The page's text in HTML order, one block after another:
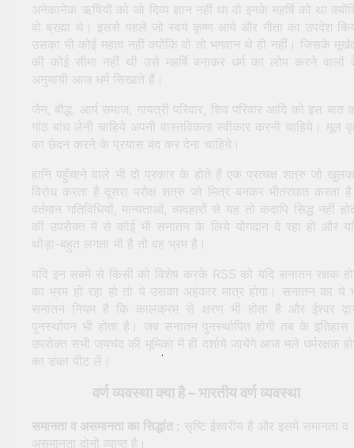
अनेकानेक ऋषियों को जो दिव्य ज्ञान नहीं था वो इनके महर्षि को था
वो ब्रह्मा थे। इससे पहले जो स्वयं कृष्ण आये और गीता का उपदेश
उसका भी कोई महत्व नहीं क्योंकि वो तो भगवान थे ही नहीं। जिसके
की कोई सीमा नहीं थी उसे महर्षि बनाकर धर्म का लोप करने वालों
अनुयायी आज धर्म सिखाते हैं।
जैन, बौद्ध, आर्य समाज, गायत्री परिवार, शिव परिवार आदि को इस बात
गांठ बांध लेनी चाहिये अपनी वास्तविकता स्वीकार करनी चाहिये। मूल
का छेदन करने के प्रयास बंद कर देना चाहिये।
हानि पहुँचाने वाले भी दो प्रकार के होते हैं एक प्रत्यक्ष शत्रु जो
विरोध करता है दूसरा परोक्ष शत्रु जो मित्र बनकर भीतरघात करता
वर्तमान गतिविधियों, मान्यताओं, व्यवहारों से यह तो कदापि सिद्ध नहीं
की उपरोक्त में से कोई भी सनातन के लिये योगदान दे रहा हो और
थोड़ा-बहुत लगता भी है तो वह भ्रम है।
यदि इन सबमें से किसी को विशेष करके RSS को यदि सनातन रक्षक
का भ्रम हो रहा हो तो ये उसका अहंकार मात्र होगा। सनातन का ये
सनातन नियम है कि कालक्रम से क्षरण भी होता है और ईश्वर
पुनर्स्थापन भी होता है। जब सनातन पुनर्स्थापित होगी तब के इतिहास
उपरोक्त सभी जयचंद की भूमिका में ही दर्शाये जायेंगे आज भले धर्मरक्षक
का डंका पीट लें।
वर्ण व्यवस्था क्या है – भारतीय वर्ण व्यवस्था
समानता व असमानता का सिद्धांत : सृष्टि ईश्वरीय है और इसमें समानता व
असमानता दोनों व्याप्त है।